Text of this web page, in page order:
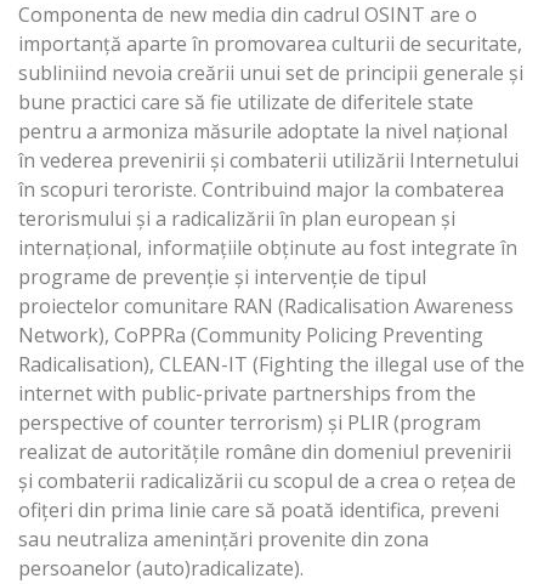
Componenta de new media din cadrul OSINT are o
importanță aparte în promovarea culturii de securitate,
subliniind nevoia creării unui set de principii generale şi
bune practici care să fie utilizate de diferitele state
pentru a armoniza măsurile adoptate la nivel naţional
în vederea prevenirii şi combaterii utilizării Internetului
în scopuri teroriste. Contribuind major la combaterea
terorismului și a radicalizării în plan european și
internațional, informaţiile obţinute au fost integrate în
programe de prevenție și intervenție de tipul
proiectelor comunitare RAN (Radicalisation Awareness
Network), CoPPRa (Community Policing Preventing
Radicalisation), CLEAN-IT (Fighting the illegal use of the
internet with public-private partnerships from the
perspective of counter terrorism) și PLIR (program
realizat de autoritățile române din domeniul prevenirii
şi combaterii radicalizării cu scopul de a crea o reţea de
ofițeri din prima linie care să poată identifica, preveni
sau neutraliza ameninţări provenite din zona
persoanelor (auto)radicalizate).